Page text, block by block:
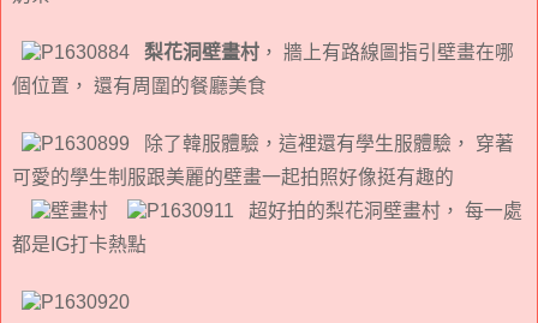
梨花洞壁畫村 ， 牆上有路線圖指引壁畫在哪
個位置， 還有周圍的餐廳美食
除了韓服體驗，這裡還有學生服體驗， 穿著
可愛的學生制服跟美麗的壁畫一起拍照好像挺有趣的
超好拍的梨花洞壁畫村， 每一處
都是IG打卡熱點